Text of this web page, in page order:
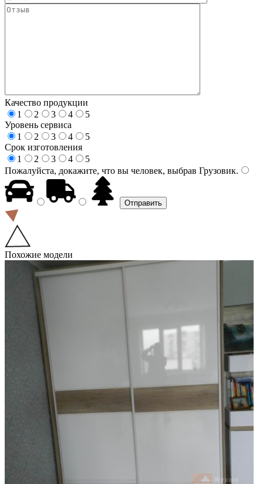
Качество продукции
1
2 3 4
5
Уровень сервиса
1
2 3 4
5
Срок изготовления
1
2 3 4
5
Пожалуйста, докажите, что вы человек, выбрав Грузовик.
Похожие модели